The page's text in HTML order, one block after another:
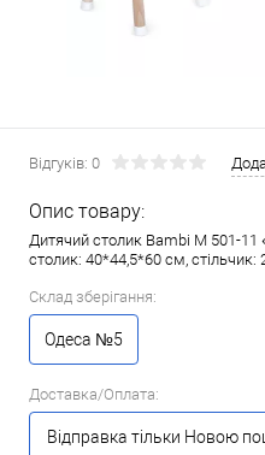
Відгуків: 0
Опис товару:
Дитячий столик Bambi M 501-
столик: 40*44,5*60 см,
Склад зберігання:
Одеса №5
Доставка/Оплата:
Відправка тільки Новою